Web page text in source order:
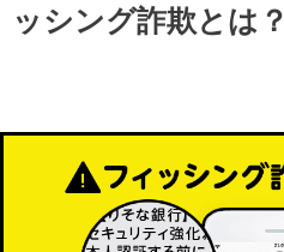
ッシング詐欺とは？